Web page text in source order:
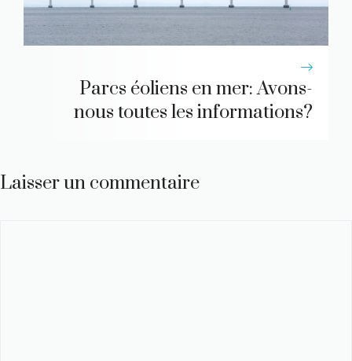
Parcs éoliens en mer: Avons-
nous toutes les informations?
Laisser un commentaire